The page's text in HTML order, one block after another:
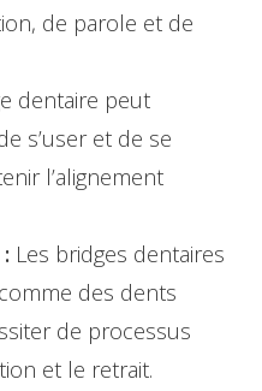
de parole et de
dentaire peut
s’user et de se
l’alignement
Les bridges dentaires
des dents
de processus
et le retrait.